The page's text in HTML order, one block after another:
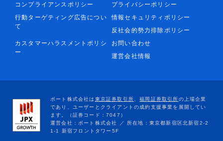
コンプライアンスポリシー
プライバシーポリシー
行動ターゲティング広告につい
て
情報セキュリティポリシー
反社会的勢力排除ポリシー
カスタマーハラスメントポリシ
ー
お問い合わせ
運営会社情報